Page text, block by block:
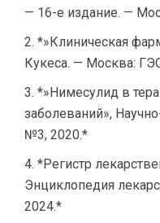
— 16-е издание. —
*»Клиническая
Кукеса. — Москва:
*»Нимесулид в
заболеваний»,
№3, 2020.*
*Регистр
Энциклопедия
2024.*